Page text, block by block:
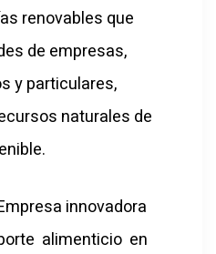
renovables que
de empresas,
y particulares,
naturales de
innovadora
alimenticio en